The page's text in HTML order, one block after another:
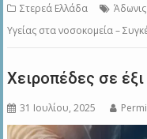
Στερεά Ελλάδα
Υγείας στα νοσοκομεία –
Χειροπέδες σε
31 Ιουλίου, 2025